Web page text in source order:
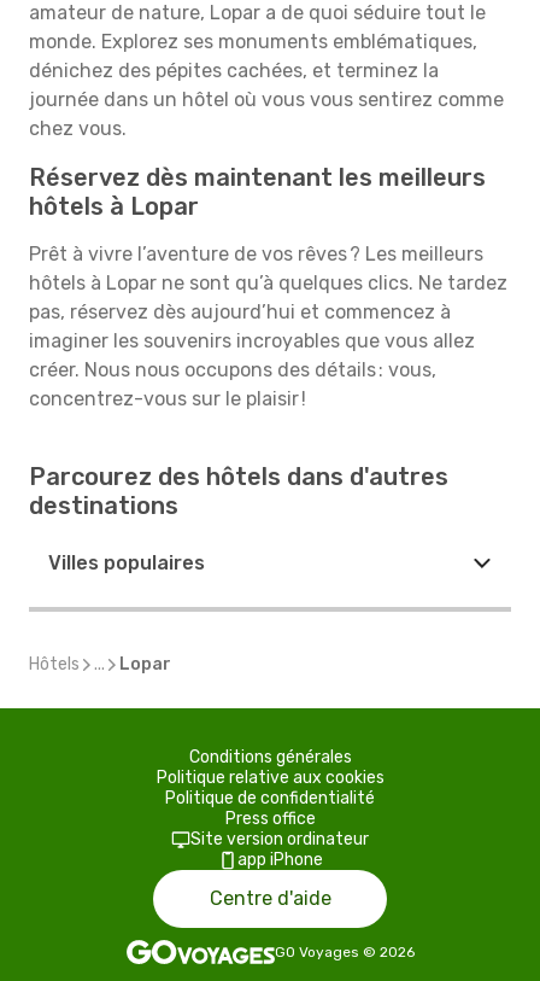
amateur de nature, Lopar a de quoi séduire tout le
monde. Explorez ses monuments emblématiques,
dénichez des pépites cachées, et terminez la
journée dans un hôtel où vous vous sentirez comme
chez vous.
Réservez dès maintenant les meilleurs
hôtels à Lopar
Prêt à vivre l’aventure de vos rêves ? Les meilleurs
hôtels à Lopar ne sont qu’à quelques clics. Ne tardez
pas, réservez dès aujourd’hui et commencez à
imaginer les souvenirs incroyables que vous allez
créer. Nous nous occupons des détails : vous,
concentrez-vous sur le plaisir !
Parcourez des hôtels dans d'autres
destinations
Villes populaires
Hôtels ... Lopar
Conditions générales
Politique relative aux cookies
Politique de confidentialité
Press office
Site version ordinateur
app iPhone
Centre d'aide
GO Voyages © 2026